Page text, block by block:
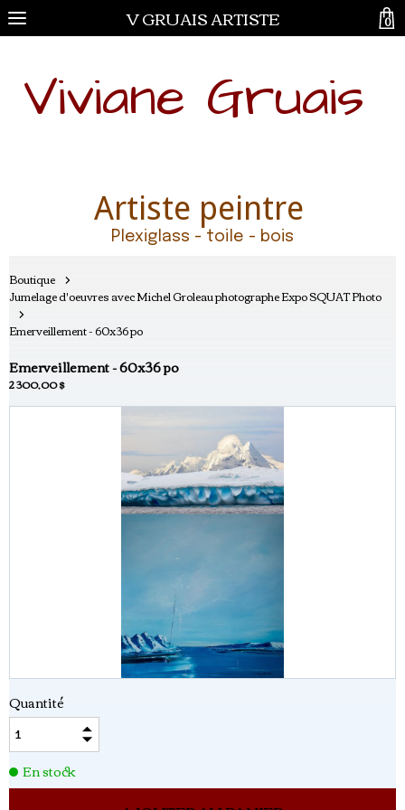
V GRUAIS ARTISTE
Viviane Gruais
Artiste peintre
Plexiglass - toile - bois
Boutique
Jumelage d'oeuvres avec Michel Groleau photographe Expo SQUAT Photo
Emerveillement - 60x36 po
Emerveillement - 60x36 po
2 300,00 $
Quantité
En stock
0